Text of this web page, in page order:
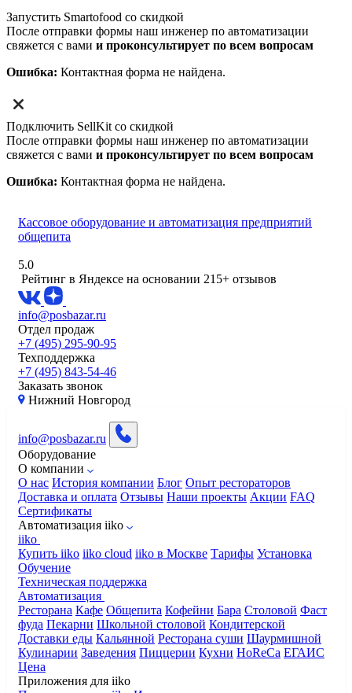
Запустить Smartofood со скидкой
После отправки формы наш инженер по автоматизации
свяжется с вами и проконсультирует по всем вопросам
Ошибка: Контактная форма не найдена.
Подключить SellKit со скидкой
После отправки формы наш инженер по автоматизации
свяжется с вами и проконсультирует по всем вопросам
Ошибка: Контактная форма не найдена.
Кассовое оборудование и автоматизация предприятий
общепита
5.0
Рейтинг в Яндексе на основании 215+ отзывов
info@posbazar.ru
Отдел продаж
+7 (495) 295-90-95
Техподдержка
+7 (495) 843-54-46
Заказать звонок
Нижний Новгород
info@posbazar.ru
Оборудование
О компании
О нас История компании Блог Опыт рестораторов
Доставка и оплата Отзывы Наши проекты Акции FAQ
Сертификаты
Автоматизация iiko
iiko
Купить iiko iiko cloud iiko в Москве Тарифы Установка
Обучение
Техническая поддержка
Автоматизация
Ресторана Кафе Общепита Кофейни Бара Столовой Фаст
фуда Пекарни Школьной столовой Кондитерской
Доставки еды Кальянной Ресторана суши Шаурмишной
Кулинарии Заведения Пиццерии Кухни HoReCa ЕГАИС
Цена
Приложения для iiko